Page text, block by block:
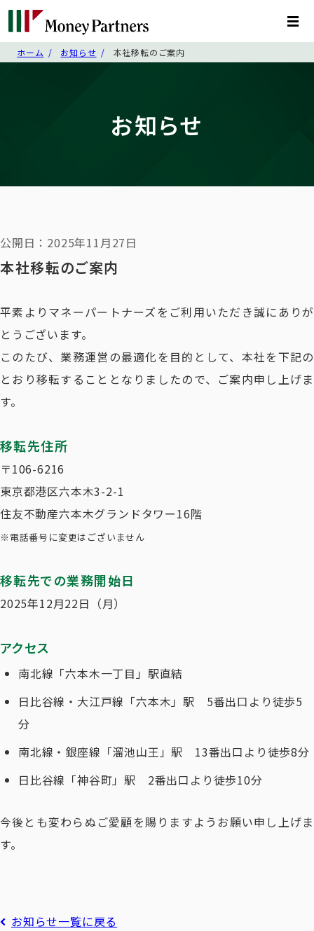
ホーム お知らせ 本社移転のご案内
お知らせ
公開日：2025年11月27日
本社移転のご案内
平素よりマネーパートナーズをご利用いただき誠にありが
とうございます。
このたび、業務運営の最適化を目的として、本社を下記の
とおり移転することとなりましたので、ご案内申し上げま
す。
移転先住所
〒106-6216
東京都港区六本木3-2-1
住友不動産六本木グランドタワー16階
※電話番号に変更はございません
移転先での業務開始日
2025年12月22日（月）
アクセス
南北線「六本木一丁目」駅直結
日比谷線・大江戸線「六本木」駅 5番出口より徒歩5
分
南北線・銀座線「溜池山王」駅 13番出口より徒歩8分
日比谷線「神谷町」駅 2番出口より徒歩10分
今後とも変わらぬご愛顧を賜りますようお願い申し上げま
す。
お知らせ一覧に戻る